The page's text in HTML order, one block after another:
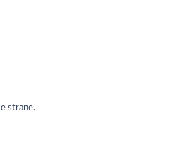
strane.